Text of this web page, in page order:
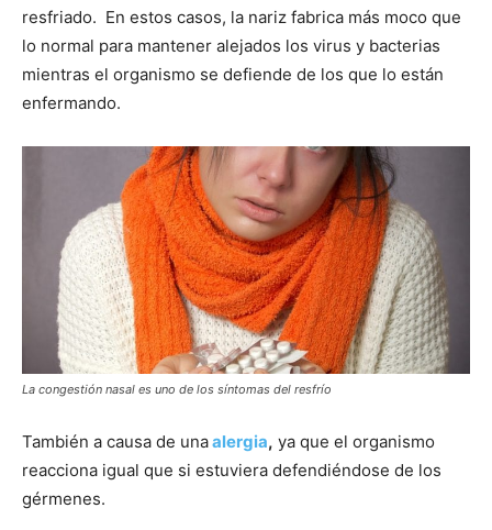
resfriado. En estos casos, la nariz fabrica más moco que
lo normal para mantener alejados los virus y bacterias
mientras el organismo se defiende de los que lo están
enfermando.
La congestión nasal es uno de los síntomas del resfrío
También a causa de unaalergia, ya que el organismo
reacciona igual que si estuviera defendiéndose de los
gérmenes.